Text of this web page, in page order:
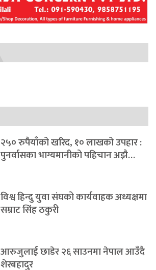
२५० रुपैयाँको खरिद, १० लाखको उपहार :
पुनर्वासका भाग्यमानीको पहिचान अझै…
विश्व हिन्दु युवा संघको कार्यवाहक अध्यक्षमा
सम्राट सिंह ठकुरी
आरुजुलाई छाडेर २६ साउनमा नेपाल आउँदै
शेरबहादुर